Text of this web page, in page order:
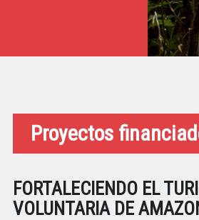
Proyectos
FORTALECIENDO EL
VOLUNTARIA DE